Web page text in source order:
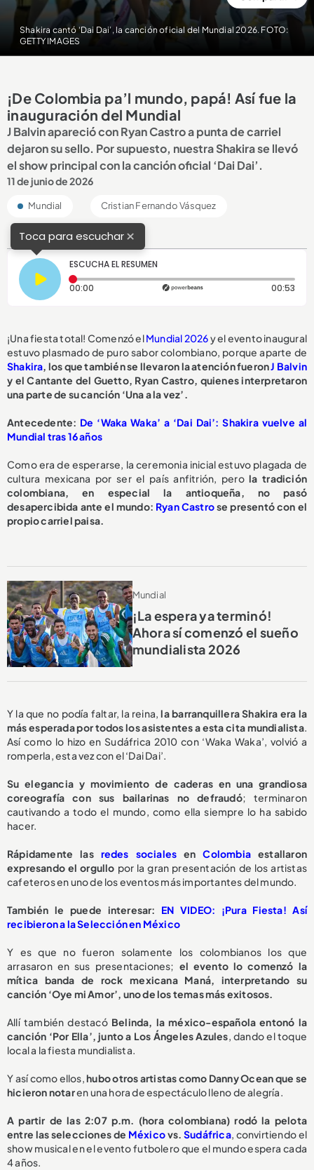
Shakira cantó ‘Dai Dai’, la canción oficial del Mundial 2026. FOTO:
GETTY IMAGES
¡De Colombia pa’l mundo, papá! Así fue la
inauguración del Mundial
J Balvin apareció con Ryan Castro a punta de carriel
dejaron su sello. Por supuesto, nuestra Shakira se llevó
el show principal con la canción oficial ‘Dai Dai’.
11 de junio de 2026
Mundial Cristian Fernando Vásquez
Toca para escuchar×
ESCUCHA EL RESUMEN
00:00 Tiempo transcurrido: 0 segundos 00:53
¡Una fiesta total! Comenzó elMundial 2026y el evento inaugural
estuvo plasmado de puro sabor colombiano, porque aparte de
Shakira, los que también se llevaron la atención fueronJ Balvin
y el Cantante del Guetto, Ryan Castro, quienes interpretaron
una parte de su canción ‘Una a la vez’.
Antecedente: De ‘Waka Waka’ a ‘Dai Dai’: Shakira vuelve al
Mundial tras 16 años
Como era de esperarse, la ceremonia inicial estuvo plagada de
cultura mexicana por ser el país anfitrión, perola tradición
colombiana, en especial la antioqueña, no pasó
desapercibida ante el mundo: Ryan Castrose presentó con el
propio carriel paisa.
Mundial
¡La espera ya terminó!
Ahora sí comenzó el sueño
mundialista 2026
Y la que no podía faltar, la reina,la barranquillera Shakira era la
más esperada por todos los asistentes a esta cita mundialista.
Así como lo hizo en Sudáfrica 2010 con ‘Waka Waka’, volvió a
romperla, esta vez con el ‘Dai Dai’.
Su elegancia y movimiento de caderas en una grandiosa
coreografía con sus bailarinas no defraudó; terminaron
cautivando a todo el mundo, como ella siempre lo ha sabido
hacer.
Rápidamente las redes sociales enColombia estallaron
expresando el orgullo por la gran presentación de los artistas
cafeteros en uno de los eventos más importantes del mundo.
También le puede interesar: EN VIDEO: ¡Pura Fiesta! Así
recibieron a la Selección en México
Y es que no fueron solamente los colombianos los que
arrasaron en sus presentaciones; el evento lo comenzó la
mítica banda de rock mexicana Maná, interpretando su
canción ‘Oye mi Amor’, uno de los temas más exitosos.
Allí también destacó Belinda, la méxico-española entonó la
canción ‘Por Ella’, junto a Los Ángeles Azules, dando el toque
local a la fiesta mundialista.
Y así como ellos,hubo otros artistas como Danny Ocean que se
hicieron notaren una hora de espectáculo lleno de alegría.
A partir de las 2:07 p.m. (hora colombiana) rodó la pelota
entre las selecciones de Méxicovs. Sudáfrica, convirtiendo el
show musical en el evento futbolero que el mundo espera cada
4 años.